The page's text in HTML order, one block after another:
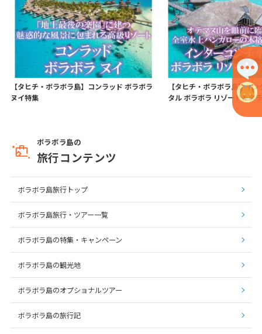
【タヒチ・ボラボラ島】コンラッド ボラボラ
ヌイ特集
【タヒチ・ボラボラ島】イ
タル ボラボラ リゾート＆タ
ボラボラ島の
旅行コンテンツ
ボラボラ島旅行トップ
ボラボラ島旅行・ツアー一覧
ボラボラ島の特集・キャンペーン
ボラボラ島の観光地
ボラボラ島のオプショナルツアー
ボラボラ島の旅行記